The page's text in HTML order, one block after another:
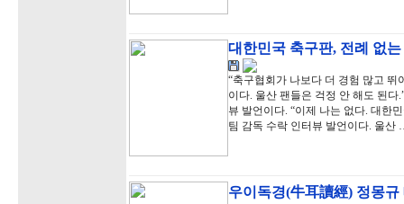
대한민국 축구판, 전례 없
“축구협회가 나보다 더 경험 많고
이다. 울산 팬들은 걱정 안 해도 된다
뷰 발언이다. “이제 나는 없다. 대한
팀 감독 수락 인터뷰 발언이다. 울산
우이독경(牛耳讀經) 정몽